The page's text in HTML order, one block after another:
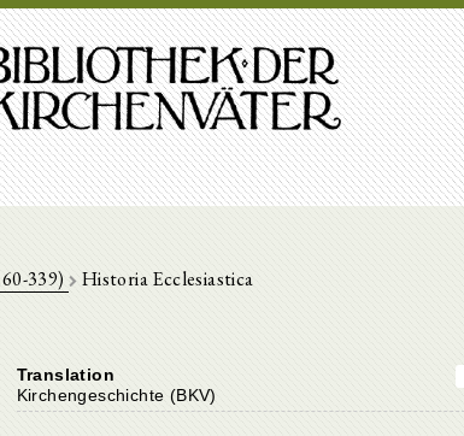
339) Historia Ecclesiastica
Translation
Kirchengeschichte (BKV)